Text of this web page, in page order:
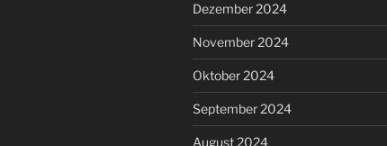
Dezember 2024
November 2024
Oktober 2024
September 2024
August 2024